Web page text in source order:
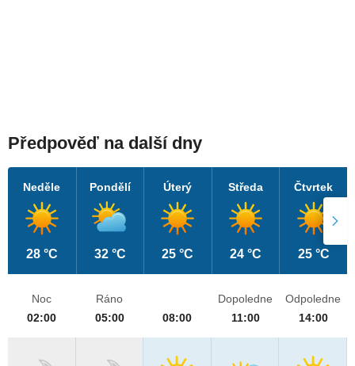
Předpověď na další dny
Neděle
28 °C
Pondělí
32 °C
Úterý
25 °C
Středa
24 °C
Čtvrtek
25 °C
Noc
02:00
Ráno
05:00
08:00
Dopoledne
11:00
Odpoledne
14:00